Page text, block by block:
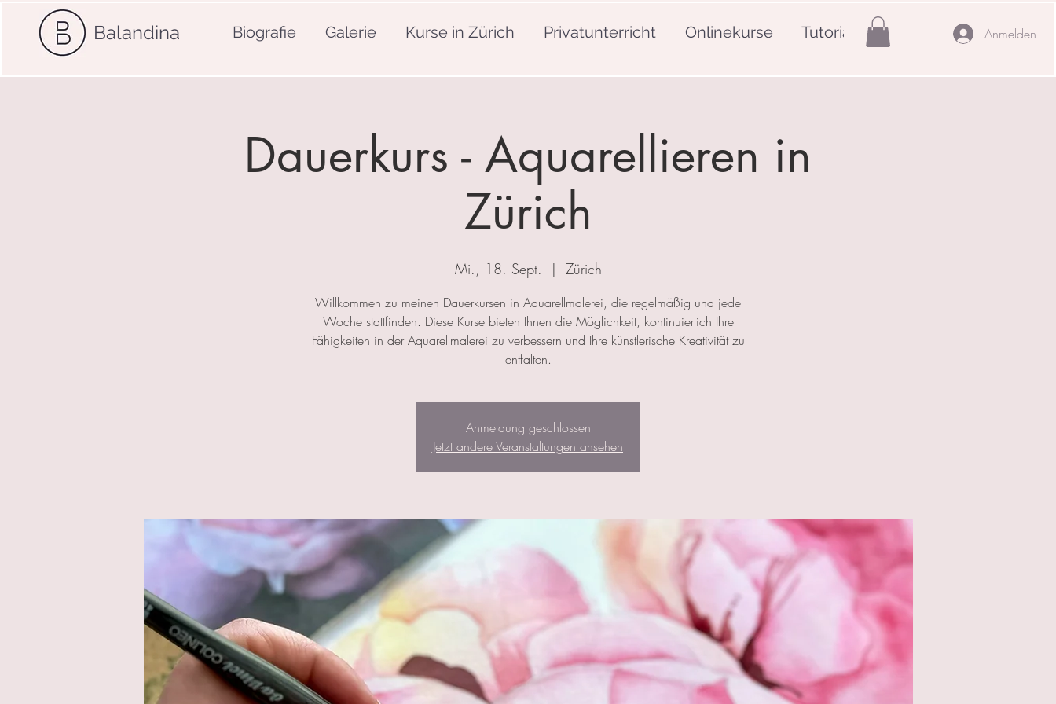
Balandina Biografie Galerie Kurse in Zürich Privatunterricht Onlinekurse Tutorials Anmelden
Dauerkurs - Aquarellieren in
Zürich
Mi., 18. Sept.
  |
Zürich
Willkommen zu meinen Dauerkursen in Aquarellmalerei, die regelmäßig und jede
Woche stattfinden. Diese Kurse bieten Ihnen die Möglichkeit, kontinuierlich Ihre
Fähigkeiten in der Aquarellmalerei zu verbessern und Ihre künstlerische Kreativität zu
entfalten.
Anmeldung geschlossen
Jetzt andere Veranstaltungen ansehen